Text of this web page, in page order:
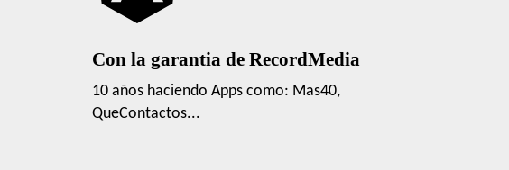
Con la garantia de RecordMedia
10 años haciendo Apps como: Mas40,
QueContactos...